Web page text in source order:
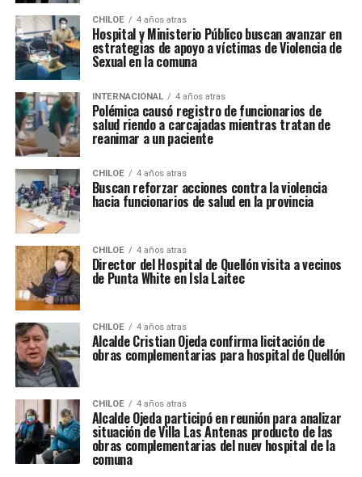
CHILOE 4 años atras
Hospital y Ministerio Público buscan avanzar en
estrategias de apoyo a víctimas de Violencia de
Sexual en la comuna
INTERNACIONAL 4 años atras
Polémica causó registro de funcionarios de
salud riendo a carcajadas mientras tratan de
reanimar a un paciente
CHILOE 4 años atras
Buscan reforzar acciones contra la violencia
hacia funcionarios de salud en la provincia
CHILOE 4 años atras
Director del Hospital de Quellón visita a vecinos
de Punta White en Isla Laitec
CHILOE 4 años atras
Alcalde Cristian Ojeda confirma licitación de
obras complementarias para hospital de Quellón
CHILOE 4 años atras
Alcalde Ojeda participó en reunión para analizar
situación de Villa Las Antenas producto de las
obras complementarias del nuev hospital de la
comuna